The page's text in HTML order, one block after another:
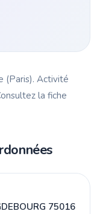
(Paris). Activité
la fiche
75016